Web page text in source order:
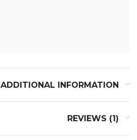
ADDITIONAL INFORMATION
REVIEWS (1)